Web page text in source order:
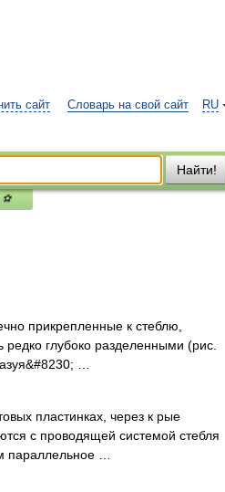
RU
сайт Словарь на свой сайт
Найти!
прикрепленные к стеблю,
глубоко разделенными (рис.
…
пластинках, через к рые
с проводящей системой стебля
параллельное …